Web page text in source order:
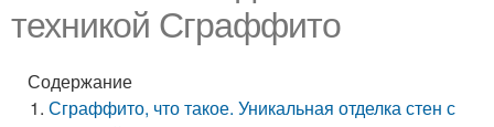
техникой Сграффито
Содержание
Сграффито, что такое. Уникальная отделка стен с